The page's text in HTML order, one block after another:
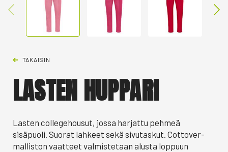
TAKAISIN
LASTEN HUPPARI
Lasten collegehousut, jossa harjattu pehmeä
sisäpuoli. Suorat lahkeet sekä sivutaskut. Cottover-
malliston vaatteet valmistetaan alusta loppuun